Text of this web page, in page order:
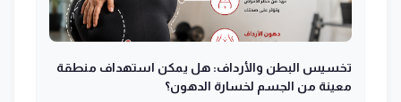
تخسيس البطن والأرداف: هل يمكن استهداف منطقة
معينة من الجسم لخسارة الدهون؟